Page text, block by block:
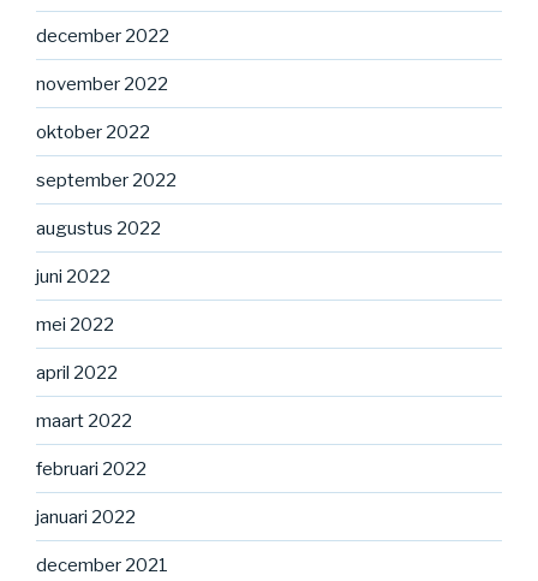
december 2022
november 2022
oktober 2022
september 2022
augustus 2022
juni 2022
mei 2022
april 2022
maart 2022
februari 2022
januari 2022
december 2021